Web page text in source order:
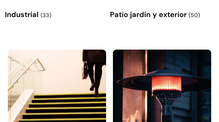
Industrial (33) Patio jardín y exterior (50)